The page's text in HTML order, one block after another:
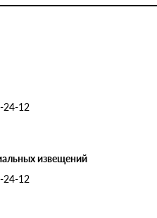
24-12
извещений
24-12